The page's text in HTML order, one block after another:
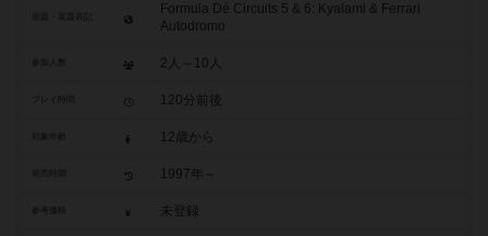
Formula Dé Circuits 5 & 6: Kyalami & Ferrari
Autodromo
参加人数 2人～10人
120分前後
12歳から
1997年～
参考価格 未登録